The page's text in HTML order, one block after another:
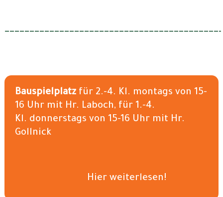
Bauspielplatzfür 2.-4. Kl. montags von 15-
16 Uhr mit Hr. Laboch, für 1.-4.
Kl. donnerstags von 15-16 Uhr mit Hr.
Gollnick
Hier weiterlesen!